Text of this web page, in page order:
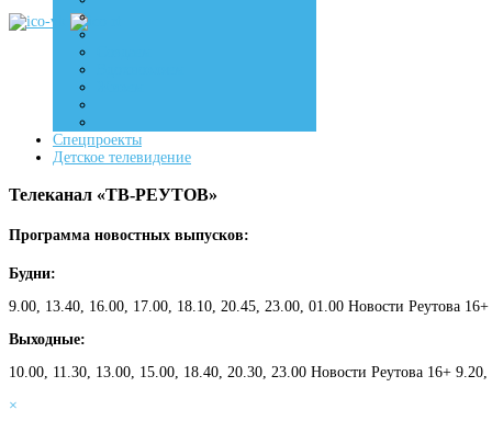
Спецпроекты
Детское телевидение
Телеканал «ТВ-РЕУТОВ»
Программа новостных выпусков:
Будни:
9.00, 13.40, 16.00, 17.00, 18.10, 20.45, 23.00, 01.00 Новости Реутова
Выходные:
10.00, 11.30, 13.00, 15.00, 18.40, 20.30, 23.00 Новости Реутова 16+
×